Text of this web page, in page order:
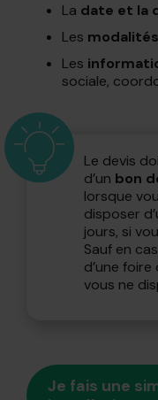
La date et la
Les
Les
sociale,
Le devis
d’un bon
lorsque
disposer
jours, si
Sauf en
d’une foire
vous ne
Je fais une